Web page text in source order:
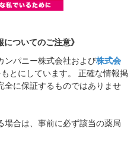
についてのご注意》
ンパニー株式会社および株式会
とにしています。 正確な情報掲
全に保証するものではありませ
場合は、事前に必ず該当の薬局